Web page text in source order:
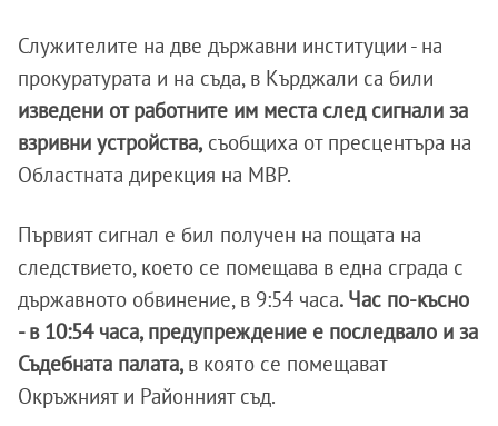
Служителите на две държавни институции - на
прокуратурата и на съда, в Кърджали са били
изведени от работните им места след сигнали за
взривни устройства, съобщиха от пресцентъра на
Областната дирекция на МВР.
Първият сигнал е бил получен на пощата на
следствието, което се помещава в една сграда с
държавното обвинение, в 9:54 часа. Час по-късно
- в 10:54 часа, предупреждение е последвало и за
Съдебната палата, в която се помещават
Окръжният и Районният съд.